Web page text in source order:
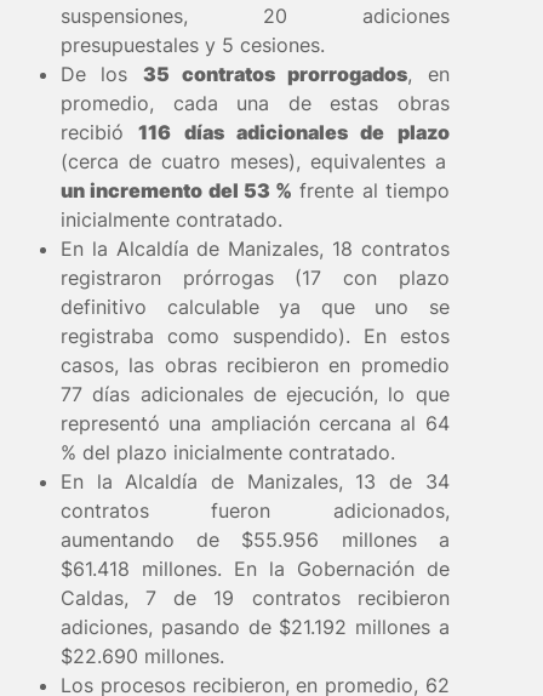
suspensiones, 20 adiciones
presupuestales y 5 cesiones.
De los 35 contratos prorrogados, en
promedio, cada una de estas obras
recibió116 días adicionales de plazo
(cerca de cuatro meses), equivalentes a
un incremento del 53 % frente al tiempo
inicialmente contratado.
En la Alcaldía de Manizales, 18 contratos
registraron prórrogas (17 con plazo
definitivo calculable ya que uno se
registraba como suspendido). En estos
casos, las obras recibieron en promedio
77 días adicionales de ejecución, lo que
representó una ampliación cercana al 64
% del plazo inicialmente contratado.
En la Alcaldía de Manizales, 13 de 34
contratos fueron adicionados,
aumentando de $55.956 millones a
$61.418 millones. En la Gobernación de
Caldas, 7 de 19 contratos recibieron
adiciones, pasando de $21.192 millones a
$22.690 millones.
Los procesos recibieron, en promedio, 62